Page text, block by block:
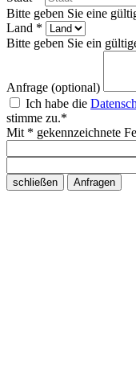
Bitte geben Sie eine
Land *
Bitte geben Sie ein
Anfrage (optional)
Ich habe die
stimme zu.*
Mit * gekennzeichnete
schließen Anfragen